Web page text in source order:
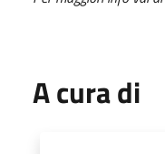
A cura di